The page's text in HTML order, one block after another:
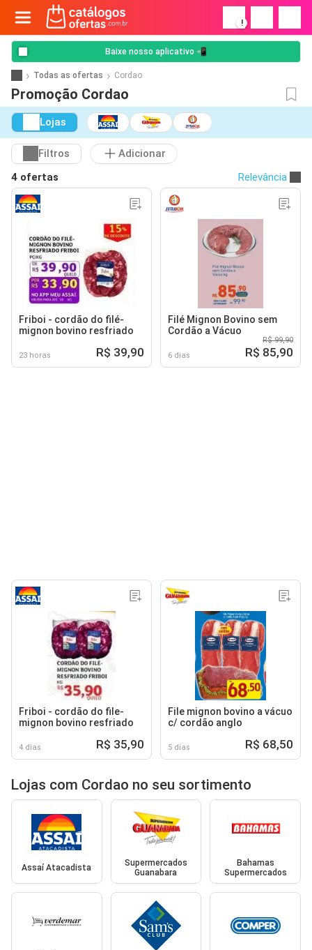
!
Baixe nosso aplicativo 📲
Todas as ofertas Cordao
Promoção Cordao
Lojas
Filtros
Adicionar
4 ofertas
Relevância
Friboi - cordão do filé-
mignon bovino resfriado
23 horas R$ 39,90
Filé Mignon Bovino sem
Cordão a Vácuo
6 dias
R$ 99,90
R$ 85,90
Friboi - cordão do file-
mignon bovino resfriado
4 dias R$ 35,90
File mignon bovino a vácuo
c/ cordão anglo
5 dias R$ 68,50
Lojas com Cordao no seu sortimento
Assaí Atacadista
Supermercados
Guanabara
Bahamas
Supermercados